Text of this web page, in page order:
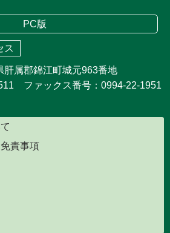
PC版
ス
属郡錦江町城元963番地
ファックス番号：0994-22-1951
責事項